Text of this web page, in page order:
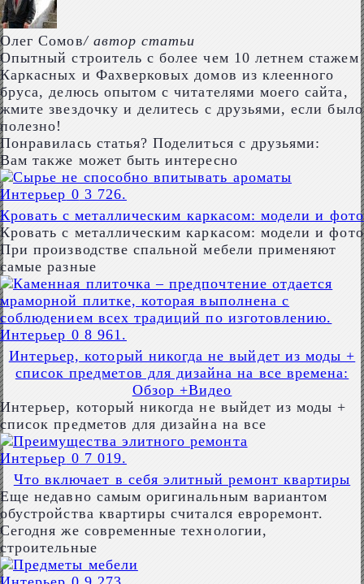
Олег Сомов/ автор статьи
Опытный строитель с более чем 10 летнем стажем
Каркасных и Фахверковых домов из клеенного
бруса, делюсь опытом с читателями моего сайта,
жмите звездочку и делитесь с друзьями, если было
полезно!
Понравилась статья? Поделиться с друзьями:
Вам также может быть интересно
Интерьер 0 3 726.
Кровать с металлическим каркасом: модели и фото
Кровать с металлическим каркасом: модели и фото
При производстве спальной мебели применяют
самые разные
Интерьер 0 8 961.
Интерьер, который никогда не выйдет из моды +
список предметов для дизайна на все времена:
Обзор +Видео
Интерьер, который никогда не выйдет из моды +
список предметов для дизайна на все
Интерьер 0 7 019.
Что включает в себя элитный ремонт квартиры
Еще недавно самым оригинальным вариантом
обустройства квартиры считался евроремонт.
Сегодня же современные технологии,
строительные